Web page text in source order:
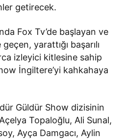
getirecek.
Fox Tv’de başlayan ve
yarattığı başarılı
izleyici kitlesine sahip
İngiltere’yi kahkahaya
Güldür Show dizisinin
Topaloğlu, Ali Sunal,
Ayça Damgacı, Aylin